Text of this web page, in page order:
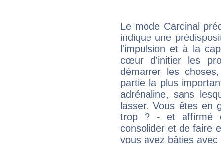
Le mode Cardinal
indique une
l'impulsion et à la
cœur d'initier les
démarrer les
partie la plus
adrénaline, sans
lasser. Vous êtes en
trop ? - et affirmé
consolider et de faire
vous avez bâties avec